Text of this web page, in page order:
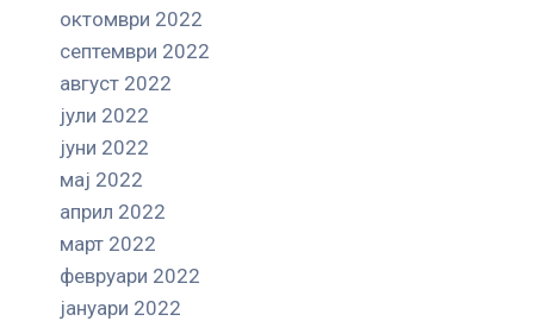
октомври 2022
септември 2022
август 2022
јули 2022
јуни 2022
мај 2022
април 2022
март 2022
февруари 2022
јануари 2022